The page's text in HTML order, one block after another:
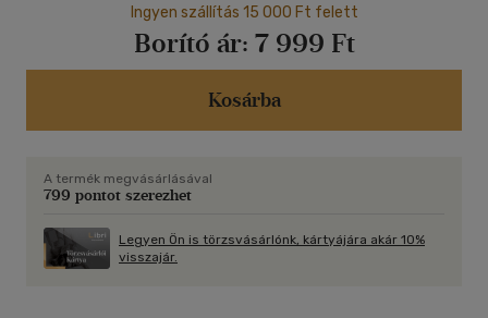
reflexiók. Megismerhetjük az írót és a magánembert is. És
Krasznahorkai nemcsak válaszol, hanem kérdez is.
Magától és mindnyájunktól. A beszélgetés végtelen.
Ingyen szállítás 15 000 Ft felett
Borító ár: 7 999 Ft
Kosárba
A termék megvásárlásával
799 pontot szerezhet
Legyen Ön is törzsvásárlónk, kártyájára akár 10%
visszajár.